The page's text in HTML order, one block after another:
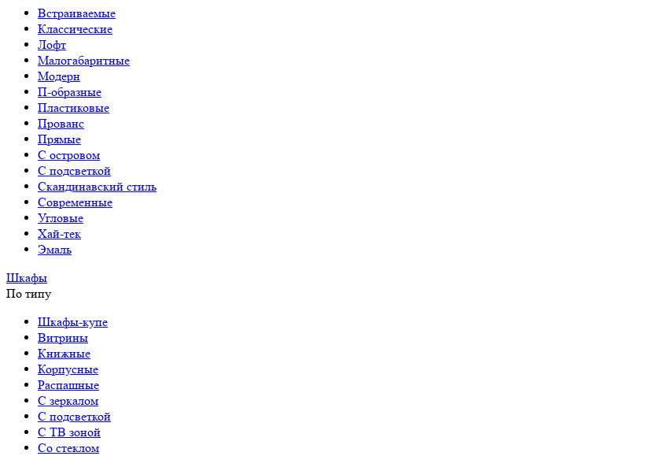
Встраиваемые
Классические
Лофт
Малогабаритные
Модерн
П-образные
Пластиковые
Прованс
Прямые
С островом
С подсветкой
Скандинавский стиль
Современные
Угловые
Хай-тек
Эмаль
Шкафы
По типу
Шкафы-купе
Витрины
Книжные
Корпусные
Распашные
С зеркалом
С подсветкой
С ТВ зоной
Со стеклом